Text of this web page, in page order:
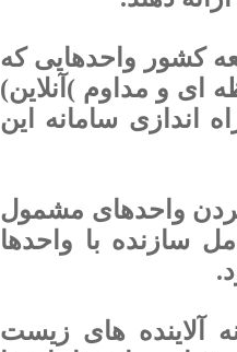
192 قانون پنجم توسعه کشور واحدهایی که
و مداوم )آنلاین)
اندازی سامانه این
واحدهای مشمول
سازنده با واحدها
در زمینه آلاینده های زیست